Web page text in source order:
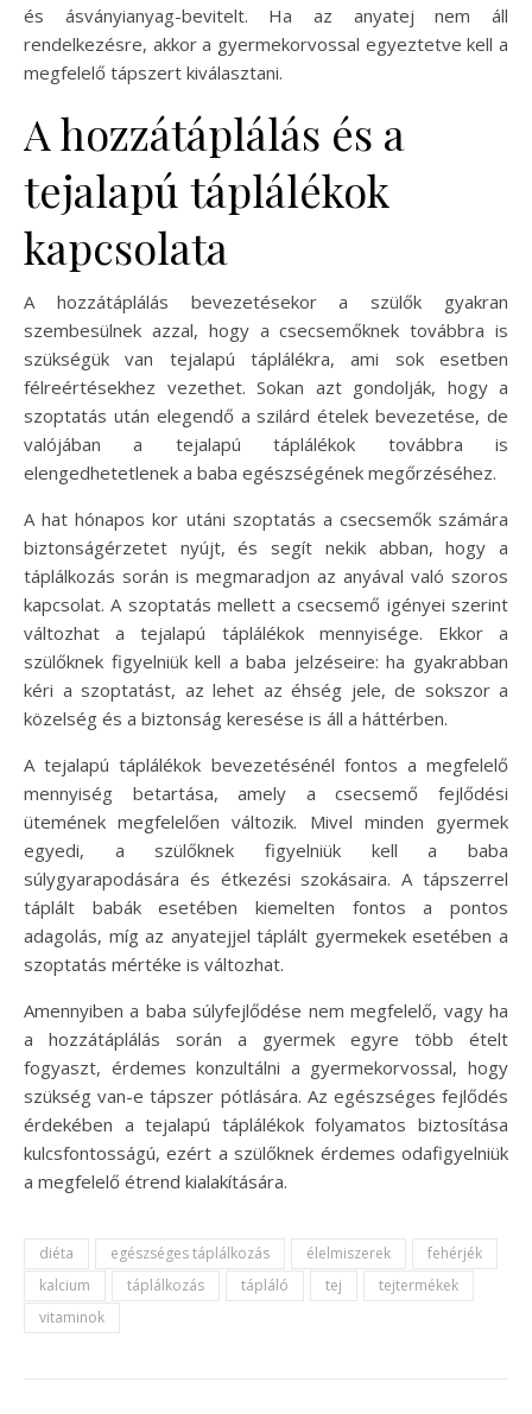
és ásványianyag-bevitelt. Ha az anyatej nem áll
rendelkezésre, akkor a gyermekorvossal egyeztetve kell a
megfelelő tápszert kiválasztani.
A hozzátáplálás és a
tejalapú táplálékok
kapcsolata
A hozzátáplálás bevezetésekor a szülők gyakran
szembesülnek azzal, hogy a csecsemőknek továbbra is
szükségük van tejalapú táplálékra, ami sok esetben
félreértésekhez vezethet. Sokan azt gondolják, hogy a
szoptatás után elegendő a szilárd ételek bevezetése, de
valójában a tejalapú táplálékok továbbra is
elengedhetetlenek a baba egészségének megőrzéséhez.
A hat hónapos kor utáni szoptatás a csecsemők számára
biztonságérzetet nyújt, és segít nekik abban, hogy a
táplálkozás során is megmaradjon az anyával való szoros
kapcsolat. A szoptatás mellett a csecsemő igényei szerint
változhat a tejalapú táplálékok mennyisége. Ekkor a
szülőknek figyelniük kell a baba jelzéseire: ha gyakrabban
kéri a szoptatást, az lehet az éhség jele, de sokszor a
közelség és a biztonság keresése is áll a háttérben.
A tejalapú táplálékok bevezetésénél fontos a megfelelő
mennyiség betartása, amely a csecsemő fejlődési
ütemének megfelelően változik. Mivel minden gyermek
egyedi, a szülőknek figyelniük kell a baba
súlygyarapodására és étkezési szokásaira. A tápszerrel
táplált babák esetében kiemelten fontos a pontos
adagolás, míg az anyatejjel táplált gyermekek esetében a
szoptatás mértéke is változhat.
Amennyiben a baba súlyfejlődése nem megfelelő, vagy ha
a hozzátáplálás során a gyermek egyre több ételt
fogyaszt, érdemes konzultálni a gyermekorvossal, hogy
szükség van-e tápszer pótlására. Az egészséges fejlődés
érdekében a tejalapú táplálékok folyamatos biztosítása
kulcsfontosságú, ezért a szülőknek érdemes odafigyelniük
a megfelelő étrend kialakítására.
diéta egészséges táplálkozás élelmiszerek
fehérjék
kalcium
táplálkozás tápláló tej
tejtermékek
vitaminok